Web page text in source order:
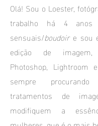
Olá! Sou o Loester,
trabalho há 4 anos
sensuais/boudoire sou
edição de
Photoshop, Lightroom
sempre
tratamentos de
modifiquem a